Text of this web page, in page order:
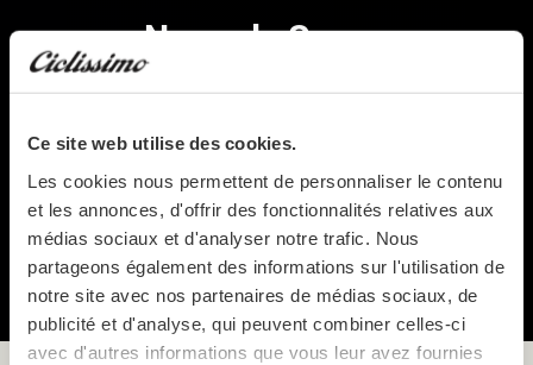
Ce site web utilise des cookies.
Les cookies nous permettent de personnaliser le contenu
et les annonces, d'offrir des fonctionnalités relatives aux
médias sociaux et d'analyser notre trafic. Nous
partageons également des informations sur l'utilisation de
notre site avec nos partenaires de médias sociaux, de
publicité et d'analyse, qui peuvent combiner celles-ci
avec d'autres informations que vous leur avez fournies
Nuno de Sousa
TOUS LES AMBASSADEURS